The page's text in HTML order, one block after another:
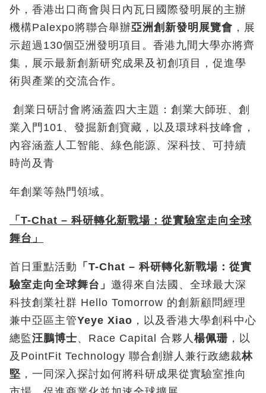
外，香港出口商會與日內瓦日國際發明展的主辦
機構Palexpo將聯合舉辦亞洲創新發明展覽會 ，展
示超過130個亞洲發明項目。香港九間大學亦將齊
集，展示最新創新研究成果及初創項目，促進學
術與產業的交流合作。
創業日研討會將涵蓋四大主題：創業大師班、創
業入門101、發掘新創寶藏，以及環球科技峰會，
內容涵蓋人工智能、綠色能源、深科技、可持續
時尚及青
年創業等熱門領域。
「 T-Chat – 科研轉化新戰場：從實驗室走向全球
舞台」
首日重點活動 「 T-Chat – 科研轉化新戰場：從實
驗室走向全球舞台」 邀得來自法國、全球最大深
科技創業社群 Hello Tomorrow 的創新顧問經理
兼中亞區主管Yeye Xiao ，以及香港大學創科中心
總監汪鵬博士、Race Capital 合夥人 楊佩珊 ，以
及PointFit Technology 聯合創辦人兼行政總裁林
堅 ，一同深入探討如何將科研成果從實驗室推向